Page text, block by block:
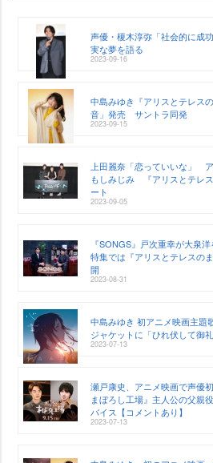
声優・榎木淳弥「社会的に成
実な夢を語る
2023-09-16
中島みゆき『アリスとテレス
音」発売 サントラ同発
2023-09-15
上田麗奈「恋っていいな」
もしみじみ 『アリスとテレ
ート
2023-09-05
『SONGS』戸次重幸が大泉
特集では『アリスとテレスの
開
2023-08-31
中島みゆき 初アニメ映画主
ジャケットに「ひれ伏して御
2023-07-13
瀬戸康史、アニメ映画で声優
まぼろし工場』主人公の父親
バイス【コメントあり】
2023-07-13